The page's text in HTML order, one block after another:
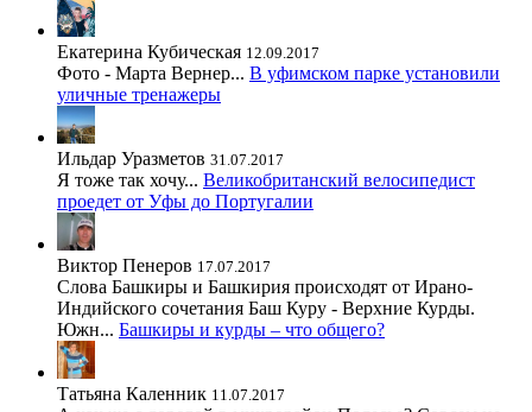
Екатерина Кубическая 12.09.2017
Фото - Марта Вернер... В уфимском парке установили
уличные тренажеры
Ильдар Уразметов 31.07.2017
Я тоже так хочу... Великобританский велосипедист
проедет от Уфы до Португалии
Виктор Пенеров 17.07.2017
Слова Башкиры и Башкирия происходят от Ирано-
Индийского сочетания Баш Куру - Верхние Курды.
Южн... Башкиры и курды – что общего?
Татьяна Каленник 11.07.2017